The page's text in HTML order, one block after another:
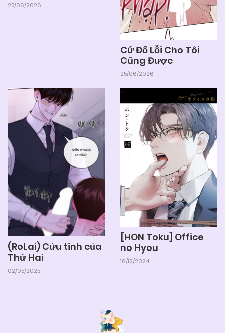
25/06/2026
Cứ Đổ Lỗi Cho Tôi
Cũng Được
25/06/2026
(RoLai) Cứu tinh của
Thứ Hai
02/05/2025
[HON Toku] Office
no Hyou
16/12/2024